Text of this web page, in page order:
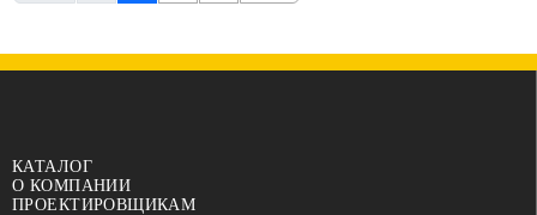
КАТАЛОГ
О КОМПАНИИ
ПРОЕКТИРОВЩИКАМ